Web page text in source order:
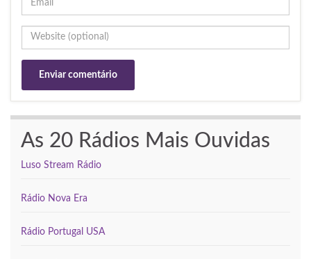
As 20 Rádios Mais Ouvidas
Luso Stream Rádio
Rádio Nova Era
Rádio Portugal USA